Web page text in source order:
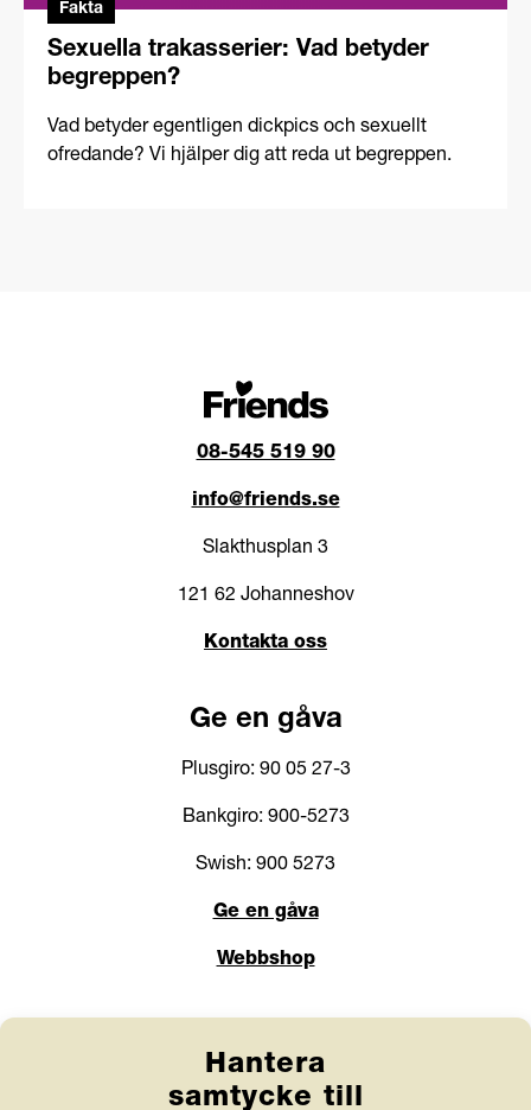
Hantera
samtycke till
Fakta
Sexuella trakasserier: Vad betyder
begreppen?
Vad betyder egentligen dickpics och sexuellt
ofredande? Vi hjälper dig att reda ut begreppen.
08-545 519 90
info@friends.se
Slakthusplan 3
121 62 Johanneshov
Kontakta oss
Ge en gåva
Plusgiro: 90 05 27-3
Bankgiro: 900-5273
Swish: 900 5273
Ge en gåva
Webbshop
Anlita Friends